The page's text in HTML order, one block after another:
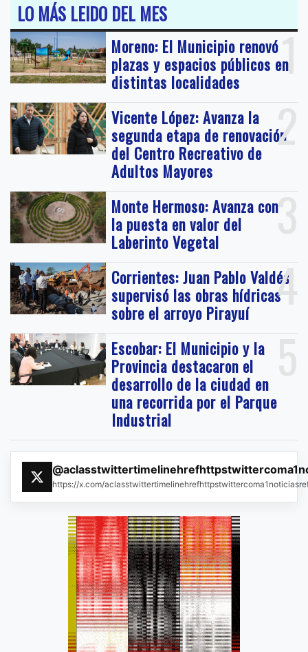
LO MÁS LEIDO DEL MES
1
Moreno: El Municipio renovó
plazas y espacios públicos en
distintas localidades
2
Vicente López: Avanza la
segunda etapa de renovación
del Centro Recreativo de
Adultos Mayores
3
Monte Hermoso: Avanza con
la puesta en valor del
Laberinto Vegetal
4
Corrientes: Juan Pablo Valdés
supervisó las obras hídricas
sobre el arroyo Pirayuí
5
Escobar: El Municipio y la
Provincia destacaron el
desarrollo de la ciudad en
una recorrida por el Parque
Industrial
https://x.com/